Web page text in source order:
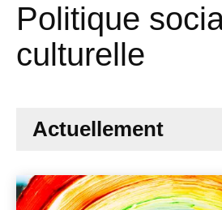
Politique
culturelle
Actuellement